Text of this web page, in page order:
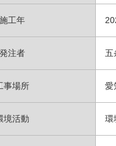
施工年
発注者 五
事場所 愛
境活動 環